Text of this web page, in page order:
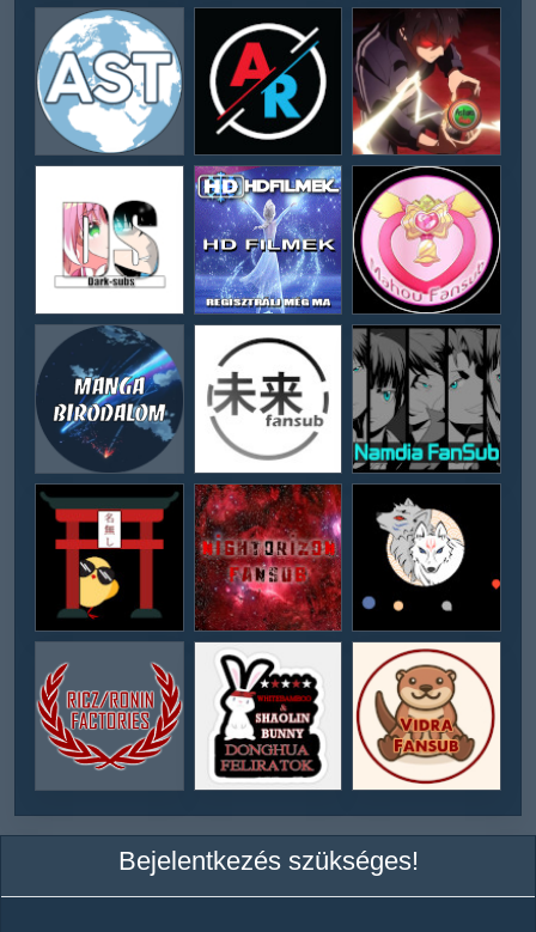
Bejelentkezés szükséges!